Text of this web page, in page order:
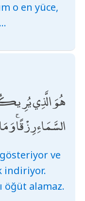
o en yüce,
هُوَ الَّذِي
السَّمَاءِ رِزْقًا
ve
indiriyor.
öğüt alamaz.